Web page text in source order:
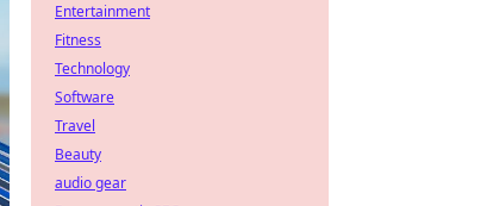
Entertainment
Fitness
Technology
Software
Travel
Beauty
audio gear